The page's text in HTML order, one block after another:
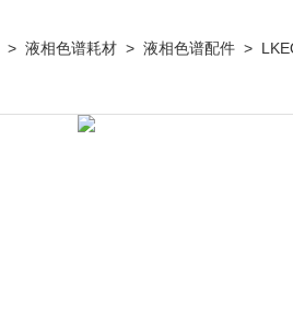
> 液相色谱耗材 > 液相色谱配件 >